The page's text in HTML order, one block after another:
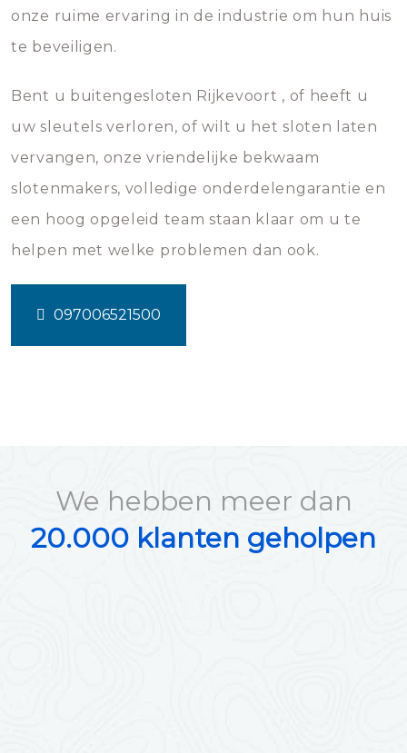
onze ruime ervaring in de industrie om hun huis
te beveiligen.
Bent u buitengesloten Rijkevoort , of heeft u
uw sleutels verloren, of wilt u het sloten laten
vervangen, onze vriendelijke bekwaam
slotenmakers, volledige onderdelengarantie en
een hoog opgeleid team staan klaar om u te
helpen met welke problemen dan ook.
097006521500
We hebben meer dan
20.000 klanten geholpen